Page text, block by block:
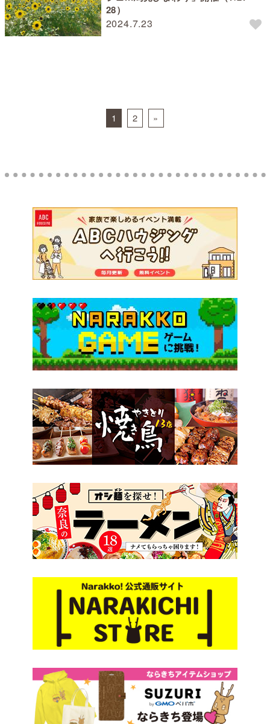
2024.7.23
28）
Posts navigation1 2 »